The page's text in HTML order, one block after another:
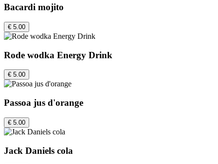
Bacardi mojito
€ 5.00
Rode wodka Energy Drink
€ 5.00
Passoa jus d'orange
€ 5.00
Jack Daniels cola